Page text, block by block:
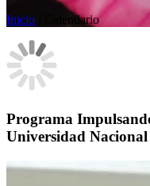
Inicio / Calendario
Programa
Universidad